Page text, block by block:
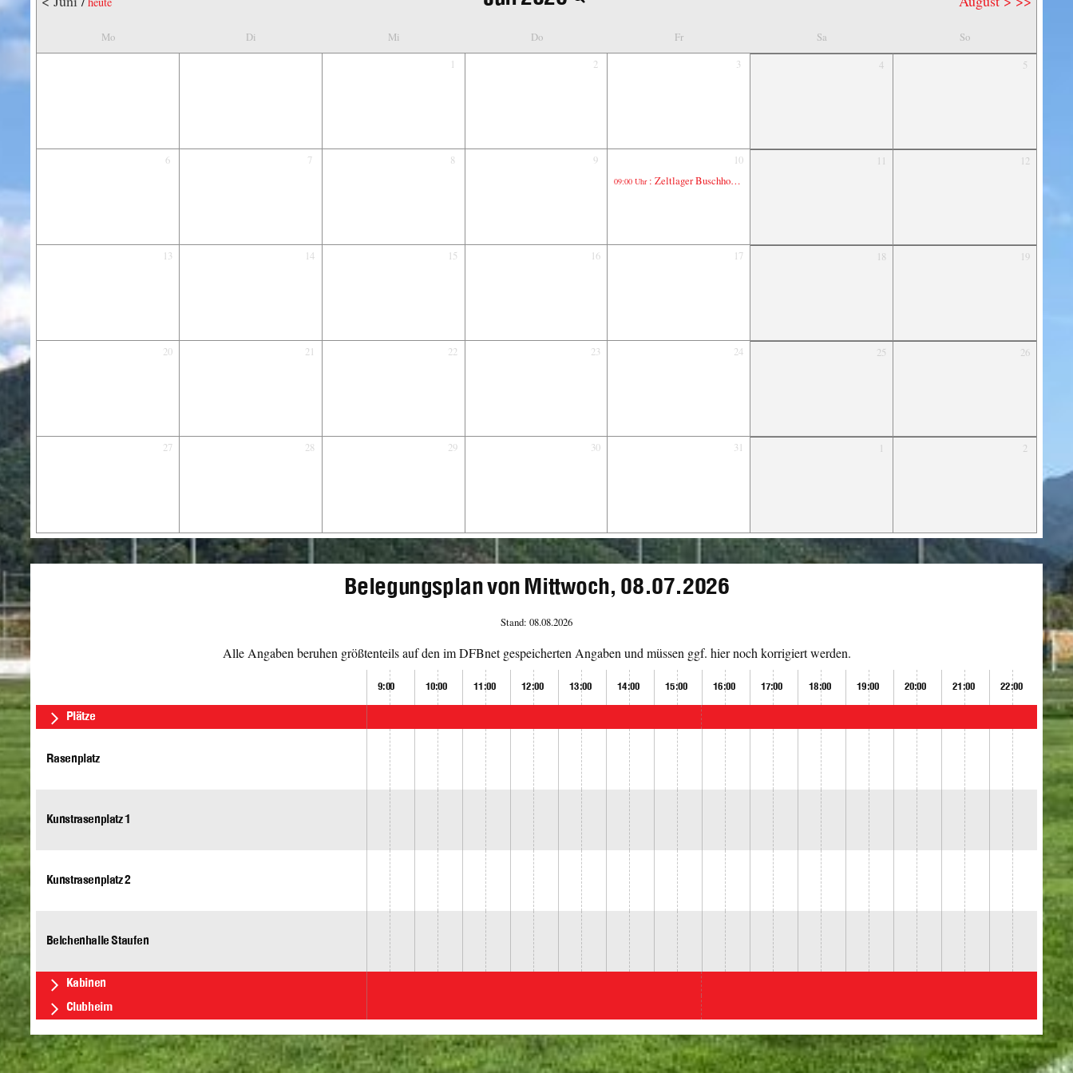
Mo Di Mi Do Fr Sa
So
1
2 3 4 5
6 7 8 9 10
09:00 Uhr: Zeltlager Buschhoven ⛺️
11 12
13 14 15 16 17 18 19
20 21 22 23 24 25 26
27 28 29 30 31 1 2
Belegungsplan von Mittwoch, 08.07.2026
Stand: 08.08.2026
Alle Angaben beruhen größtenteils auf den im DFBnet gespeicherten Angaben und müssen ggf. hier noch korrigiert werden.
9:00 10:00 11:00 12:00 13:00 14:00 15:00 16:00 17:00 18:00 19:00 20:00 21:00 22:00
Plätze
Rasenplatz
Kunstrasenplatz 1
Kunstrasenplatz 2
Belchenhalle Staufen
Kabinen
Clubheim